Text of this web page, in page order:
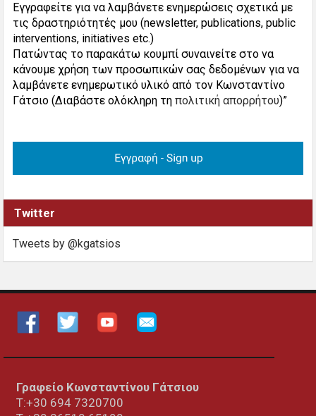
Εγγραφείτε για να λαμβάνετε ενημερώσεις σχετικά με
τις δραστηριότητές μου (newsletter, publications, public
interventions, initiatives etc.)
Πατώντας το παρακάτω κουμπί συναινείτε στο να
κάνουμε χρήση των προσωπικών σας δεδομένων για να
λαμβάνετε ενημερωτικό υλικό από τον Κωνσταντίνο
Γάτσιο (Διαβάστε ολόκληρη τηπολιτική απορρήτου)”
Twitter
Tweets by @kgatsios
Γραφείο Κωνσταντίνου Γάτσιου
Τ:+30 694 7320700